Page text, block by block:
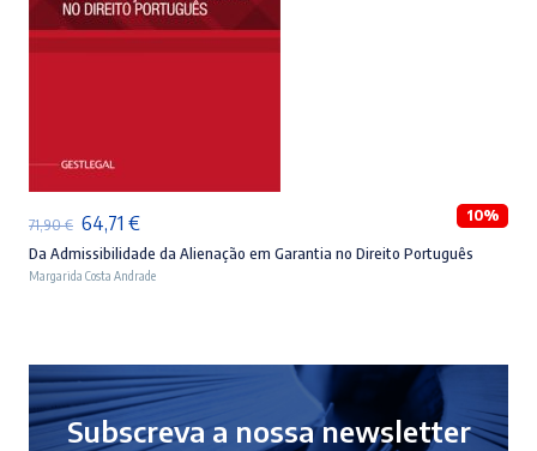
71,90€ O
preço
original
64,71 €O
preço
atual
10%
Da Admissibilidade da Alienação em Garantia no Direito Português
Margarida Costa Andrade
Subscreva a nossa newsletter